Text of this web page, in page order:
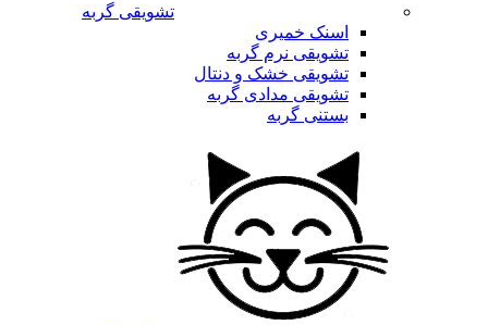
تشویقی گربه
اسنک خمیری
تشویقی نرم گربه
تشویقی خشک و دنتال
تشویقی مدادی گربه
بستنی گربه